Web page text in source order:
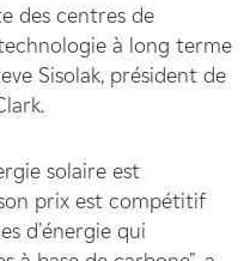
des centres de
à long terme
Sisolak, président de
solaire est
prix est compétitif
d'énergie qui